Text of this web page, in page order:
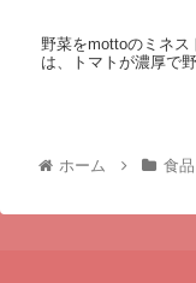
野菜をmottoのミネス
は、トマトが濃厚で
ホーム 食品